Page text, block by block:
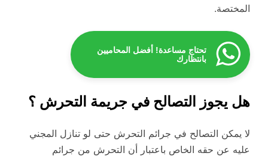
المختصة.
تحتاج مساعدة! أفضل المحاميين
بانتظارك
هل يجوز التصالح في جريمة التحرش ؟
لا يمكن التصالح في جرائم التحرش حتى لو تنازل المجني
عليه عن حقه الخاص باعتبار أن التحرش من جرائم